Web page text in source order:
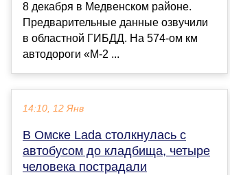
8 декабря в Медвенском районе.
Предварительные данные озвучили
в областной ГИБДД. На 574-ом км
автодороги «М-2 ...
14:10, 12 Янв
В Омске Lada столкнулась с
автобусом до кладбища, четыре
человека пострадали